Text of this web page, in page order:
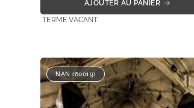
AJOUTER AU PANIER
TERME VACANT
NAN (60019)